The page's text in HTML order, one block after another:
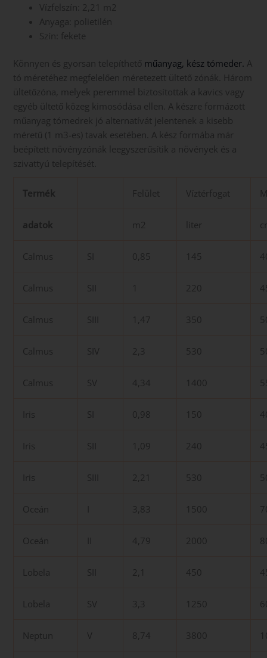
Vízfelszín: 2,21 m2
Anyaga: polietilén
Szín: fekete
Könnyen és gyorsan telepíthető műanyag, kész tómeder. A
tó méretéhez megfelelően méretezett ültető zónák. Három
ültetőzóna, melyek peremmel biztosítottak a kavics vagy
egyéb ültető közeg kimosódása ellen. A készre formázott
műanyag tómedrek jó alternatívát jelentenek a kisebb
méretű (1 m3-es) tavak esetében. A kész formába már
beépített növényzónák leegyszerűsítik a növények és a
szivattyú telepítését.
Termék Felület Víztérfogat
adatok m2 liter
Calmus SI 0,85 145
Calmus SII 1 220
Calmus SIII 1,47 350
Calmus SIV 2,3 530
Calmus SV 4,34 1400
Iris SI 0,98 150
Iris SII 1,09 240
Iris SIII 2,21 530
Oceán 3,83 1500
Oceán 4,79 2000
Lobela SII 2,1 450
Lobela SV 3,3 1250
Neptun V 8,74 3800